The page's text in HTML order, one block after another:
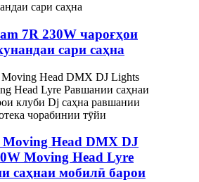
7R 230W чароғҳои
сари саҳна
Head DMX DJ
Moving Head Lyre
саҳнаи мобилӣ барои